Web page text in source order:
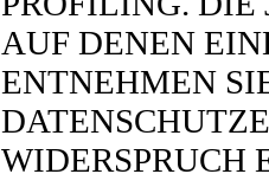
AUF DENEN
ENTNEHMEN
WIDERSPRUCH